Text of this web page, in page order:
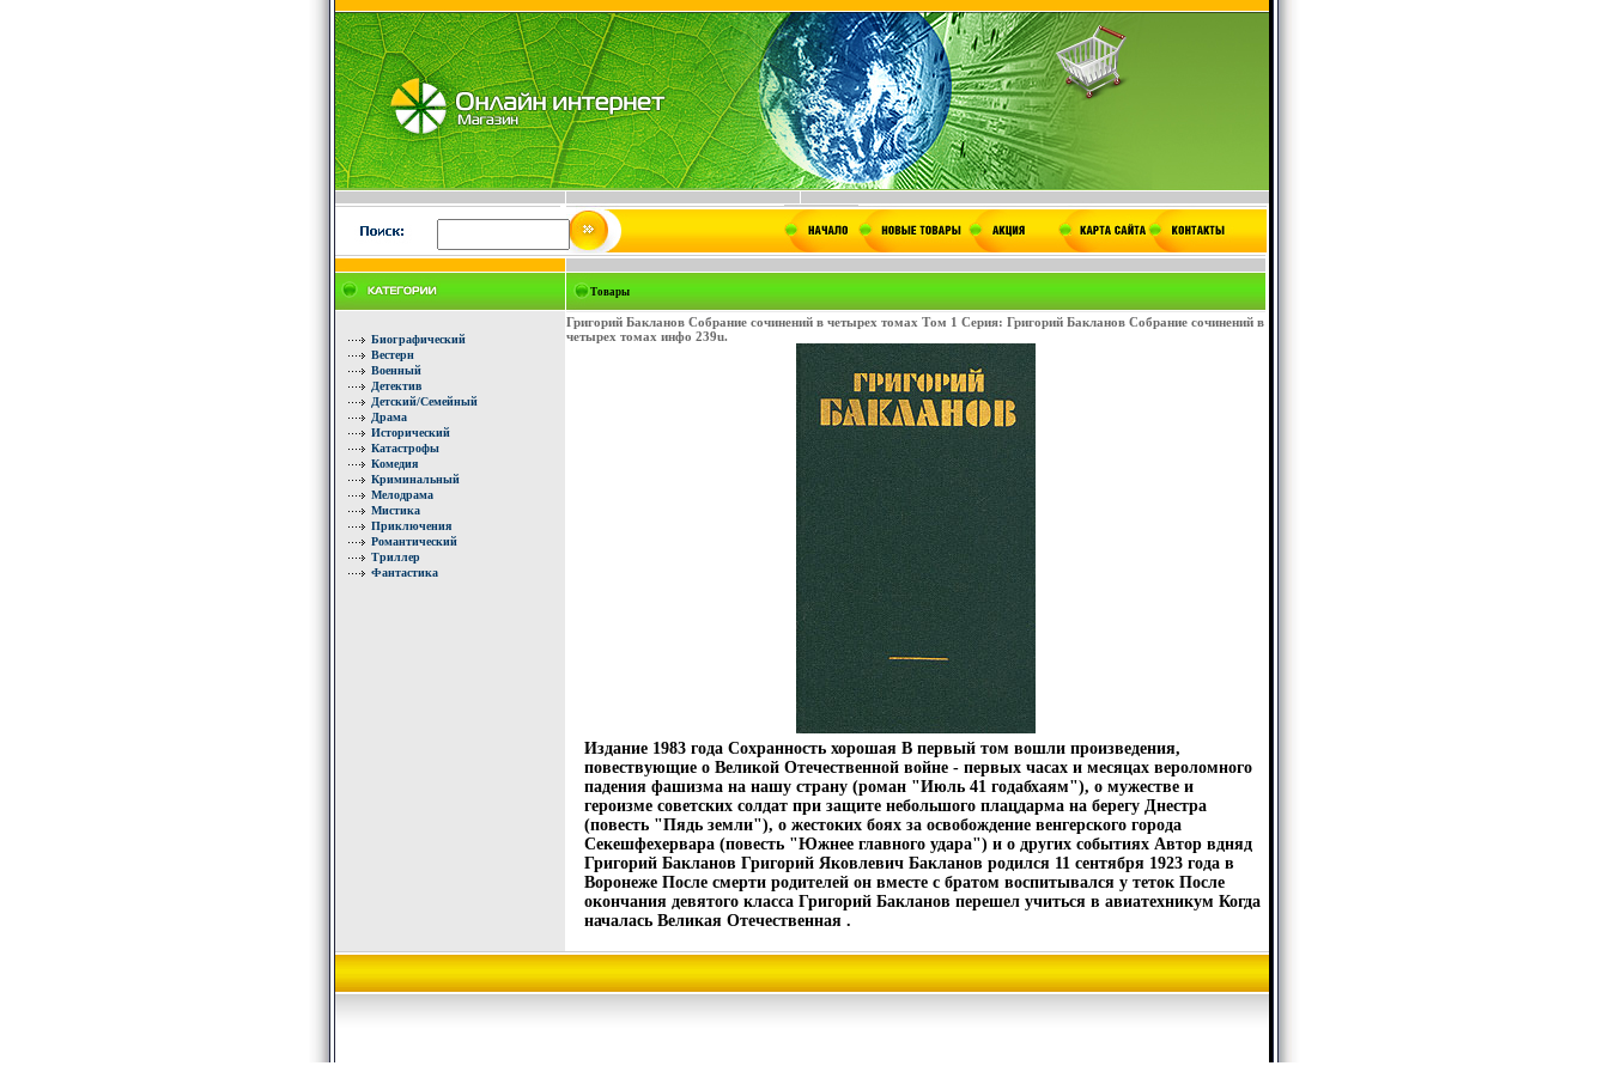
Биографический
Вестерн
Военный
Детектив
Детский/Семейный
Драма
Исторический
Катастрофы
Комедия
Криминальный
Мелодрама
Мистика
Приключения
Романтический
Триллер
Фантастика
Товары
Григорий Бакланов Собрание сочинений в четырех томах Том 1 Серия: Григорий Бакланов Собрание сочинений в
четырех томах инфо 239u.
Издание 1983 года Сохранность хорошая В первый том вошли произведения,
повествующие о Великой Отечественной войне - первых часах и месяцах вероломного
падения фашизма на нашу страну (роман "Июль 41 годабхаям"), о мужестве и
героизме советских солдат при защите небольшого плацдарма на берегу Днестра
(повесть "Пядь земли"), о жестоких боях за освобождение венгерского города
Секешфехервара (повесть "Южнее главного удара") и о других событиях Автор вдняд
Григорий Бакланов Григорий Яковлевич Бакланов родился 11 сентября 1923 года в
Воронеже После смерти родителей он вместе с братом воспитывался у теток После
окончания девятого класса Григорий Бакланов перешел учиться в авиатехникум Когда
началась Великая Отечественная .